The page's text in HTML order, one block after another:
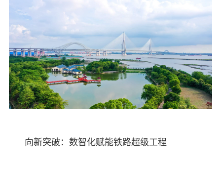
向新突破：数智化赋能铁路超级工程